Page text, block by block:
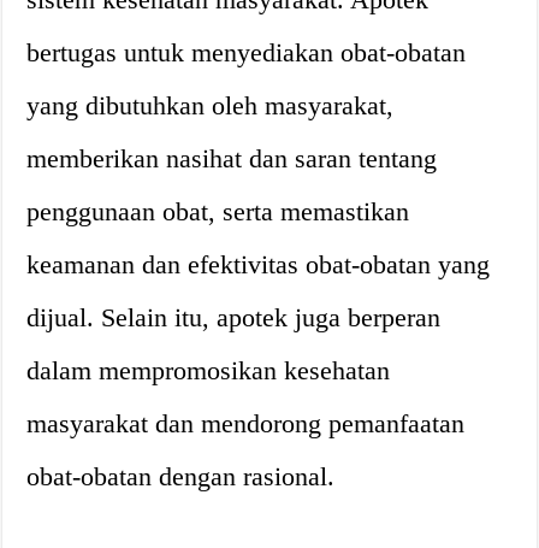
bertugas untuk menyediakan obat-obatan
yang dibutuhkan oleh masyarakat,
memberikan nasihat dan saran tentang
penggunaan obat, serta memastikan
keamanan dan efektivitas obat-obatan yang
dijual. Selain itu, apotek juga berperan
dalam mempromosikan kesehatan
masyarakat dan mendorong pemanfaatan
obat-obatan dengan rasional.